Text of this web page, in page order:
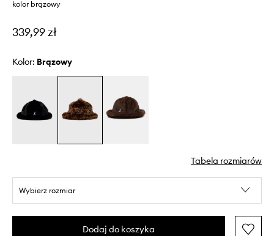
kolor brązowy
339,99 zł
Kolor: brązowy
Tabela rozmiarów
Wybierz rozmiar
Dodaj do koszyka